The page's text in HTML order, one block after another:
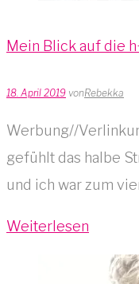
Mein Blick auf die
18. April 2019 vonRebekka
Werbung//
gefühlt das halbe
und ich war zum
Weiterlesen